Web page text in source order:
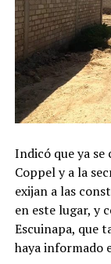
Indicó que ya
Coppel y a la
exijan a las
en este lugar, y
Escuinapa, que
haya informado